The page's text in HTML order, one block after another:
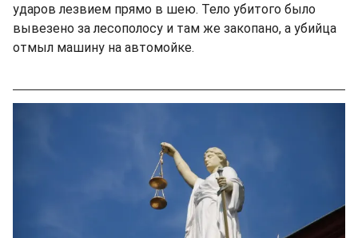
ударов лезвием прямо в шею. Тело убитого было
вывезено за лесополосу и там же закопано, а убийца
отмыл машину на автомойке.